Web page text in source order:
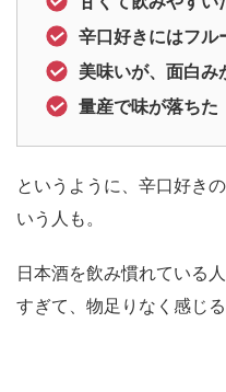
辛口好きにはフル
美味いが、面白み
量産で味が落ちた
というように、辛口好き
いう人も。
日本酒を飲み慣れている
すぎて、物足りなく感じ